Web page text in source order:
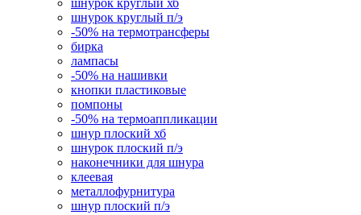
шнурок круглый хб
шнурок круглый п/э
-50% на термотрансферы
бирка
лампасы
-50% на нашивки
кнопки пластиковые
помпоны
-50% на термоаппликации
шнур плоский хб
шнурок плоский п/э
наконечники для шнура
клеевая
металлофурнитура
шнур плоский п/э